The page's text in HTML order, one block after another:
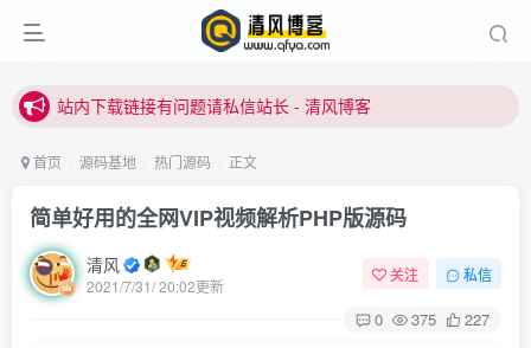
站内下载链接有问题请私信站长 - 清风博客
站内下载链接有问题请私信站长 - 清风博客
首页 源码基地 热门源码 正文
简单好用的全网VIP视频解析PHP版源码
清风
2021/7/31/ 20:02更新
关注 私信
0 375 227